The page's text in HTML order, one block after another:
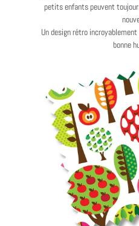
petits enfants peuvent
Un design rétro
bonne